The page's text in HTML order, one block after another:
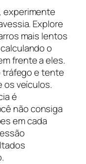
experimente
Explore
mais lentos
o
frente a eles.
tráfego e tente
os veículos.
é
não consiga
em cada